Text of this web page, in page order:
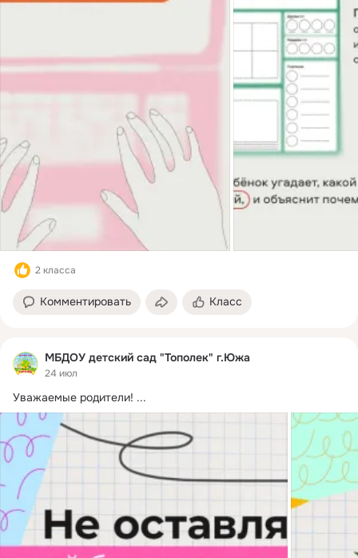
2 класса
Комментировать Класс
МБДОУ детский сад "Тополек" г.Южа
24 июл
Уважаемые родители! ...